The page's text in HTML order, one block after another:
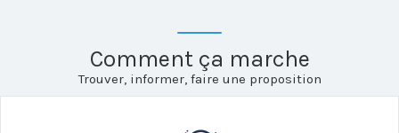
Comment ça marche
Trouver, informer, faire une proposition